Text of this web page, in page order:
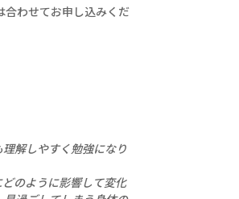
合わせてお申し込みくだ
解しやすく勉強になり
のように影響して変化